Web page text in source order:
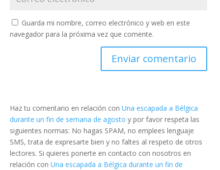
Guarda mi nombre, correo electrónico y web en este
navegador para la próxima vez que comente.
Haz tu comentario en relación con Una escapada a Bélgica
durante un fin de semana de agosto y por favor respeta las
siguientes normas: No hagas SPAM, no emplees lenguaje
SMS, trata de expresarte bien y no faltes al respeto de otros
lectores. Si quieres ponerte en contacto con nosotros en
relación con Una escapada a Bélgica durante un fin de